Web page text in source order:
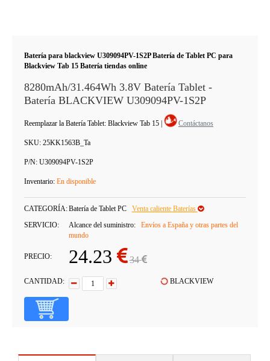
Batería para blackview U309094PV-1S2P Batería de Tablet PC para
Blackview Tab 15 Batería tiendas online
8280mAh/31.464Wh 3.8V Batería Tablet -
Batería BLACKVIEW U309094PV-1S2P
Reemplazar la Batería Tablet: Blackview Tab 15 Contáctanos
SKU: 25KK1563B_Ta
P/N: U309094PV-1S2P
Inventario: En disponible
CATEGORÍA:Batería de Tablet PC
Venta caliente Baterías
SERVICIO:
Alcance del suministro:
Envíos a España y otras partes del
mundo
PRECIO: 24.23 34
CANTIDAD: BLACKVIEW